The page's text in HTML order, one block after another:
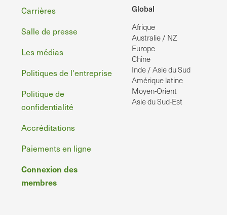
Global
Afrique
Australie / NZ
Europe
Chine
Inde / Asie du Sud
Amérique latine
Moyen-Orient
Asie du Sud-Est
Pied
de
page
Carrières
Salle de presse
Les médias
Politiques de l'entreprise
Politique de
confidentialité
Accréditations
Paiements en ligne
Connexion des
membres